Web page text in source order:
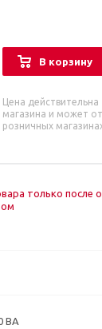
В корзину
Цена
магазина и может
розничных
только после
BA